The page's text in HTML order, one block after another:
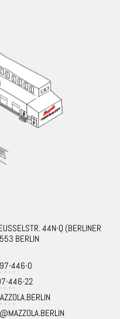
44N-Q (BERLINER
BERLIN
446-0
446-22